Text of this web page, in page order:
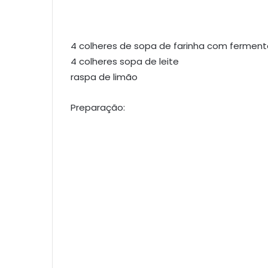
4 colheres de sopa de farinha com
4 colheres sopa de leite
raspa de limão
Preparação: